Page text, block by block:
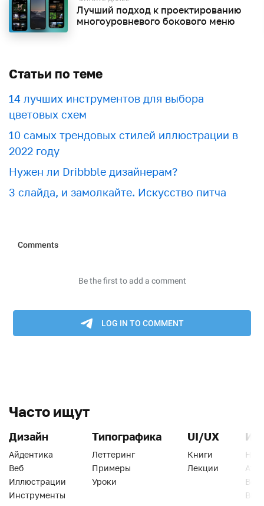
Лучший подход к проектированию
многоуровневого бокового меню
Статьи по теме
​​14 лучших инструментов для выбора
цветовых схем
10 самых трендовых стилей иллюстрации в
2022 году
Нужен ли Dribbble дизайнерам?
3 слайда, и замолкайте. Искусство питча
Часто ищут
Дизайн
Айдентика
Веб
Иллюстрации
Инструменты
Типографика
Леттеринг
Примеры
Уроки
UI/UX
Книги
Лекции
Веб